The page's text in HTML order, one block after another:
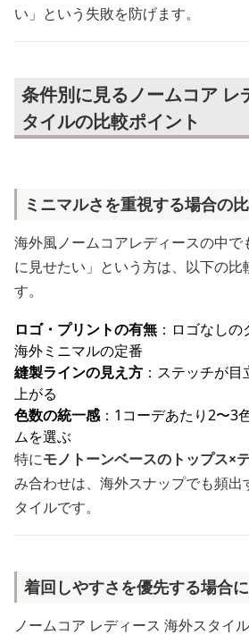
い」という失敗を防げます。
条件別に見るノームコア レ
タイルの比較ポイント
ミニマルさを重視する場合の
海外風ノームコアレディースの中
に見せたい」という方は、以下の
す。
ロゴ・プリントの有無 ：ロゴなし
海外ミニマルの定番
縫製ラインの見え方 ：ステッチが
上がる
色数の統一感：1コーデあたり2〜3
ムを選ぶ
特にモノトーンベースのトップス×
み合わせは、海外スナップでも頻出
タイルです。
着回しやすさを優先する場合
ノームコア レディース 海外スタイ